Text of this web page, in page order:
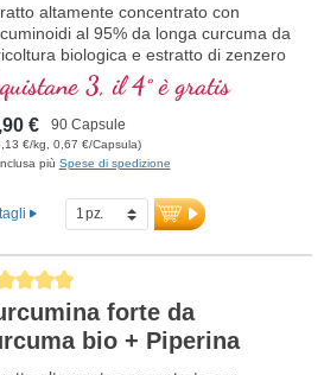
altamente concentrato con
al 95% da longa curcuma da
biologica e estratto di zenzero
agricoltura biologica, in vetro violetto di
qualità.
3, il 4° è gratis
€ 90 Capsule
€/kg, 0,67 €/Capsula)
più Spese di spedizione
rating of 5 out of 5 stars
forte da
bio + Piperina